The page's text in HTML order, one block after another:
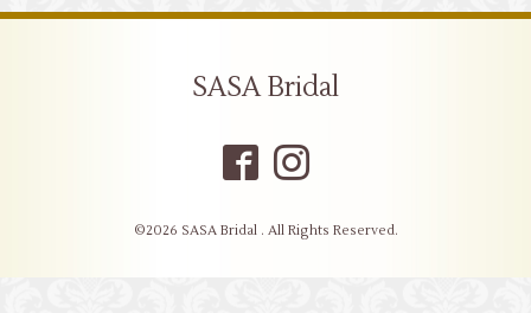
SASA Bridal
©2026 SASA Bridal . All Rights Reserved.